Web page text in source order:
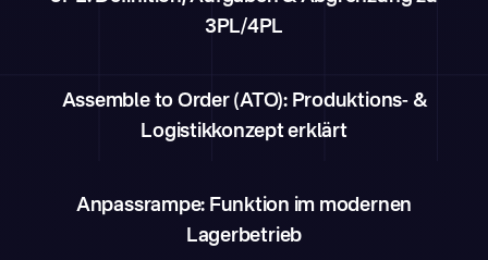
3PL/4PL
Assemble to Order (ATO): Produktions- &
Logistikkonzept erklärt
Anpassrampe: Funktion im modernen
Lagerbetrieb